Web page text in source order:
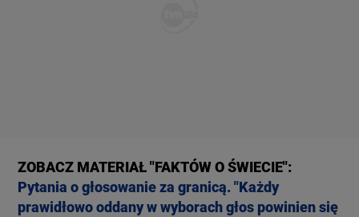
ZOBACZ MATERIAŁ "FAKTÓW O ŚWIECIE":
Pytania o głosowanie za granicą. "Każdy
prawidłowo oddany w wyborach głos powinien się